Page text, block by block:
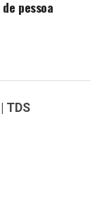
pessoa
TDS